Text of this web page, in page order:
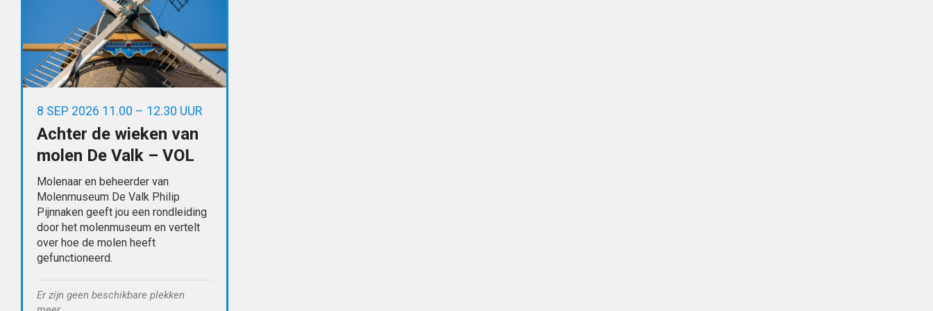
8 SEP 2026 11.00 – 12.30 UUR
Achter de wieken van
molen De Valk – VOL
Molenaar en beheerder van
Molenmuseum De Valk Philip
Pijnnaken geeft jou een rondleiding
door het molenmuseum en vertelt
over hoe de molen heeft
gefunctioneerd.
Er zijn geen beschikbare plekken